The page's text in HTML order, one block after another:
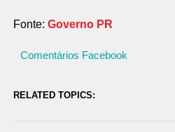
Fonte: Governo PR
Comentários Facebook
RELATED TOPICS: